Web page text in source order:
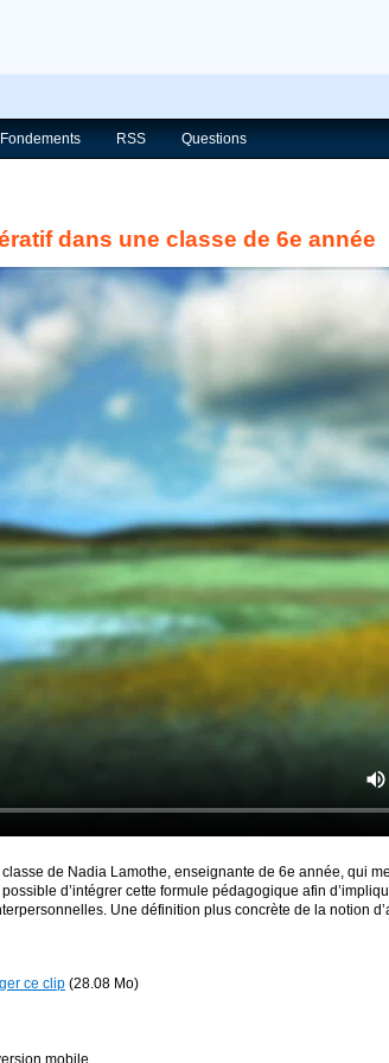
Fondements RSS Questions
dans une classe de 6e année
de Nadia Lamothe, enseignante de 6e année, qui
d’intégrer cette formule pédagogique afin
Une définition plus concrète de la notion
ce clip (28.08 Mo)
mobile.